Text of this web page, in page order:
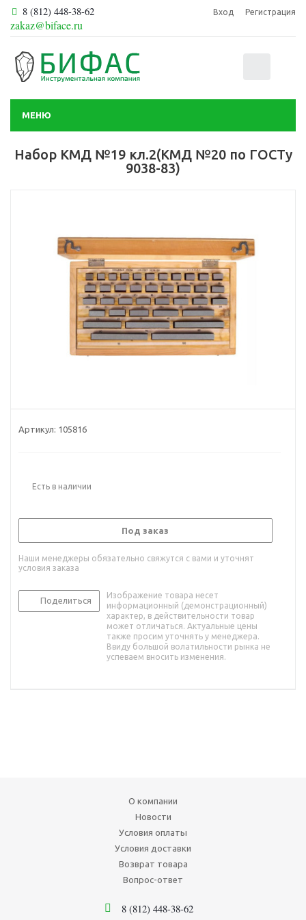
8 (812) 448-38-62
zakaz@biface.ru
Вход Регистрация
МЕНЮ
Набор КМД №19 кл.2(КМД №20 по ГОСТу
9038-83)
Артикул: 105816
Есть в наличии
Под заказ
Наши менеджеры обязательно свяжутся с вами и уточнят
условия заказа
Поделиться
Изображение товара несет
информационный (демонстрационный)
характер, в действительности товар
может отличаться. Актуальные цены
также просим уточнять у менеджера.
Ввиду большой волатильности рынка не
успеваем вносить изменения.
О компании
Новости
Условия оплаты
Условия доставки
Возврат товара
Вопрос-ответ
8 (812) 448-38-62